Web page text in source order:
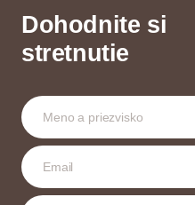
Dohodnite si
stretnutie